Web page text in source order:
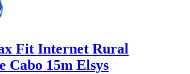
Fit Internet Rural
Cabo 15m Elsys